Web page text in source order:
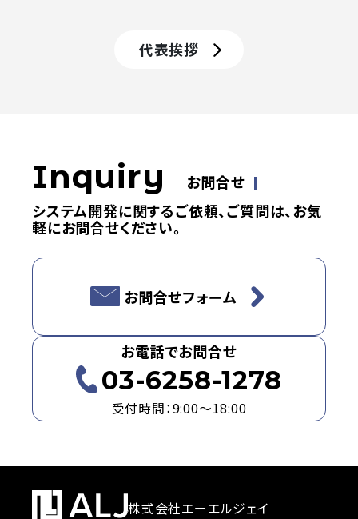
代表挨拶
Inquiry
お問合せ
システム開発に関するご依頼、ご質問は、お気
軽にお問合せください。
お問合せフォーム
お電話でお問合せ
03-6258-1278
受付時間：9:00～18:00
株式会社エーエルジェイ